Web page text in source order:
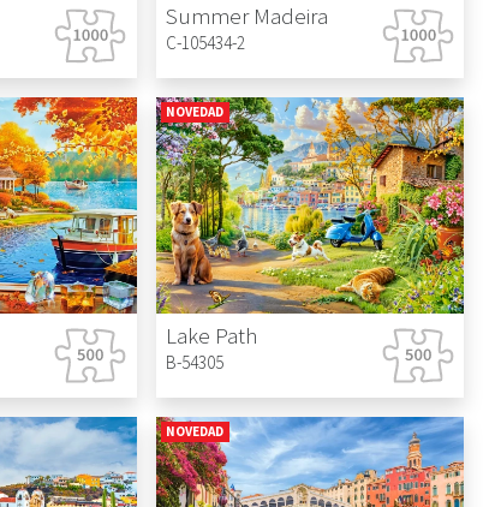
Summer Madeira
C-105434-2
NOVEDAD
Lake Path
B-54305
NOVEDAD